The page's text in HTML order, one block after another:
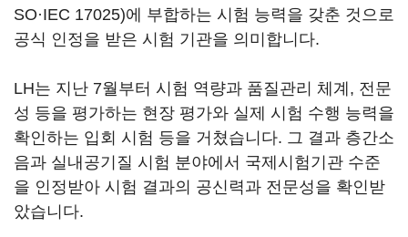
SO·IEC 17025)에 부합하는 시험 능력을 갖춘 것으로
공식 인정을 받은 시험 기관을 의미합니다.
LH는 지난 7월부터 시험 역량과 품질관리 체계, 전문
성 등을 평가하는 현장 평가와 실제 시험 수행 능력을
확인하는 입회 시험 등을 거쳤습니다. 그 결과 층간소
음과 실내공기질 시험 분야에서 국제시험기관 수준
을 인정받아 시험 결과의 공신력과 전문성을 확인받
았습니다.